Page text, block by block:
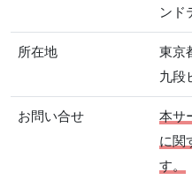
ンド
所在地
東京
九段
お問い合せ
本サ
に関
す。